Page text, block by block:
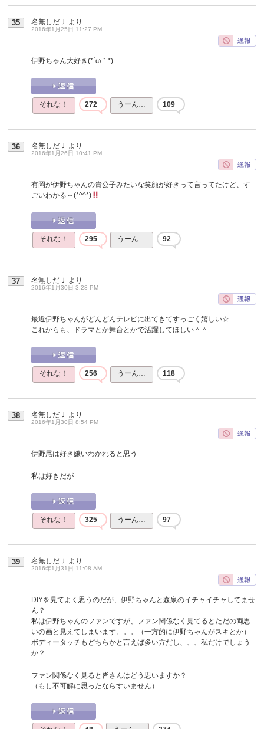
35 名無しだＪ より
2016年1月25日 11:27 PM
伊野ちゃん大好き(*´ω｀*)
それな！ 272 うーん… 109
36 名無しだＪ より
2016年1月26日 10:41 PM
有岡が伊野ちゃんの貴公子みたいな笑顔が好きって言ってたけど、す
ごいわかる～(*^^*)
それな！ 295 うーん… 92
37 名無しだＪ より
2016年1月30日 3:28 PM
最近伊野ちゃんがどんどんテレビに出てきてすっごく嬉しい☆
これからも、ドラマとか舞台とかで活躍してほしい＾＾
それな！ 256 うーん… 118
38 名無しだＪ より
2016年1月30日 8:54 PM
伊野尾は好き嫌いわかれると思う
私は好きだが
それな！ 325 うーん… 97
39 名無しだＪ より
2016年1月31日 11:08 AM
DIYを見てよく思うのだが、伊野ちゃんと森泉のイチャイチャしてませ
ん？
私は伊野ちゃんのファンですが、ファン関係なく見てるとただの両思
いの画と見えてしまいます。。。（一方的に伊野ちゃんがスキとか）
ボディータッチもどちらかと言えば多い方だし、、、私だけでしょう
か？
ファン関係なく見ると皆さんはどう思いますか？
（もし不可解に思ったならすいません）